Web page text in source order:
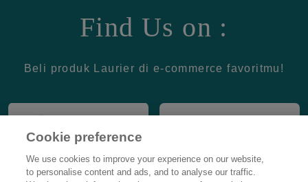
Find Us on :
Beli produk Laurier di e-commerce favoritmu!
Cookie preference
We use cookies to improve your experience on our website,
to personalise content and ads, and to analyse our traffic.